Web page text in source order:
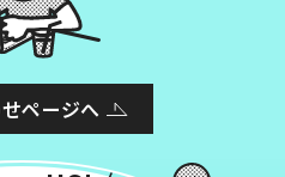
ページへ